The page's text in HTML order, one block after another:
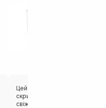
Цей засіб класно очищає
скрипу),обличчя одразу стає